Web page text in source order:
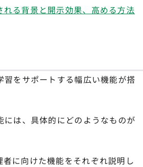
る背景と開示効果、高める方法
習をサポートする幅広い機能が搭
には、具体的にどのようなものが
に向けた機能をそれぞれ説明し